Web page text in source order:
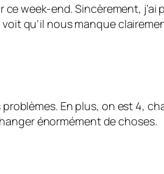
week-end. Sincèrement, j’ai
voit qu’il nous manque
En plus, on est 4,
énormément de choses.